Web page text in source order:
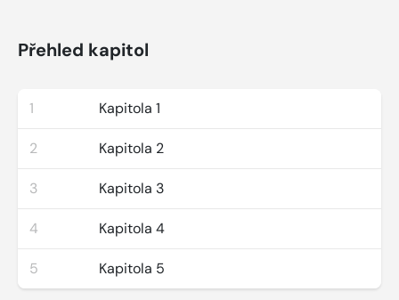
Přehled kapitol
1 Kapitola 1
2 Kapitola 2
3 Kapitola 3
4 Kapitola 4
5 Kapitola 5